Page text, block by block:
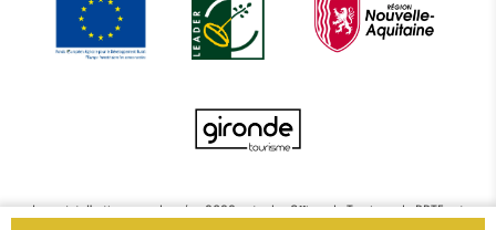
Le projet d’actions coordonnées 2022 entre les Offices de Tourisme de BBTE est